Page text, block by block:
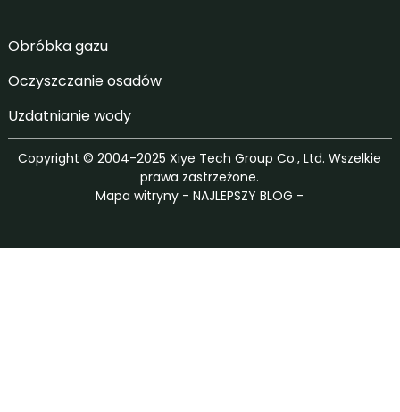
Obróbka gazu
Oczyszczanie osadów
Uzdatnianie wody
Copyright © 2004-2025 Xiye Tech Group Co., Ltd. Wszelkie
prawa zastrzeżone.
Mapa witryny -NAJLEPSZY BLOG -